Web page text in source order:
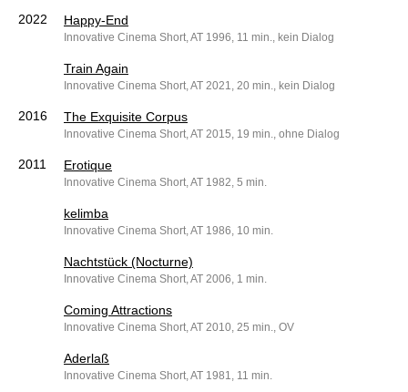
2022 Happy-End
Innovative Cinema Short, AT 1996, 11 min., kein Dialog
Train Again
Innovative Cinema Short, AT 2021, 20 min., kein Dialog
2016 The Exquisite Corpus
Innovative Cinema Short, AT 2015, 19 min., ohne Dialog
2011 Erotique
Innovative Cinema Short, AT 1982, 5 min.
kelimba
Innovative Cinema Short, AT 1986, 10 min.
Nachtstück (Nocturne)
Innovative Cinema Short, AT 2006, 1 min.
Coming Attractions
Innovative Cinema Short, AT 2010, 25 min., OV
Aderlaß
Innovative Cinema Short, AT 1981, 11 min.